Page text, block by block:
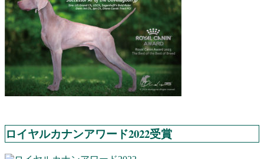
ロイヤルカナンアワード2022受賞